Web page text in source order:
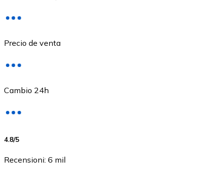
Precio de venta
Cambio 24h
4.8/5
Recensioni: 6 mil